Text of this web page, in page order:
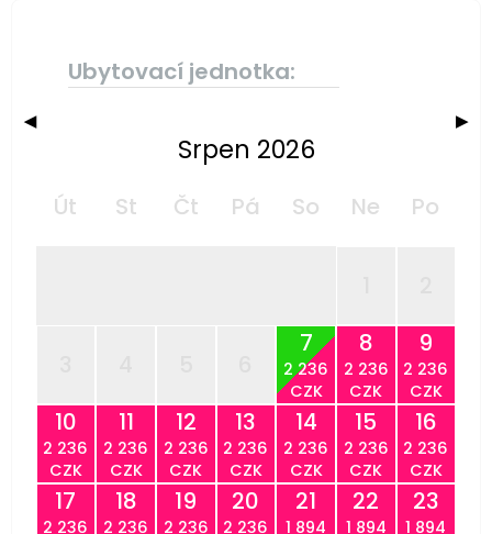
Ubytovací jednotka:
◀ ▶
Srpen 2026
Út St Čt Pá So Ne Po
7
2 236
CZK
8
2 236
CZK
9
2 236
CZK
10
2 236
CZK
11
2 236
CZK
12
2 236
CZK
13
2 236
CZK
14
2 236
CZK
15
2 236
CZK
16
2 236
CZK
17
2 236
18
2 236
19
2 236
20
2 236
21
1 894
22
1 894
23
1 894